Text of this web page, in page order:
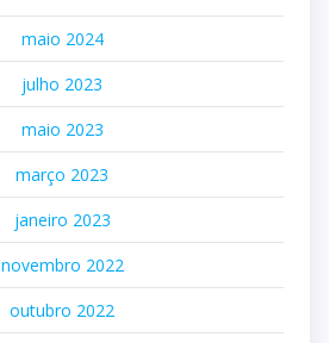
maio 2024
julho 2023
maio 2023
março 2023
janeiro 2023
novembro 2022
outubro 2022